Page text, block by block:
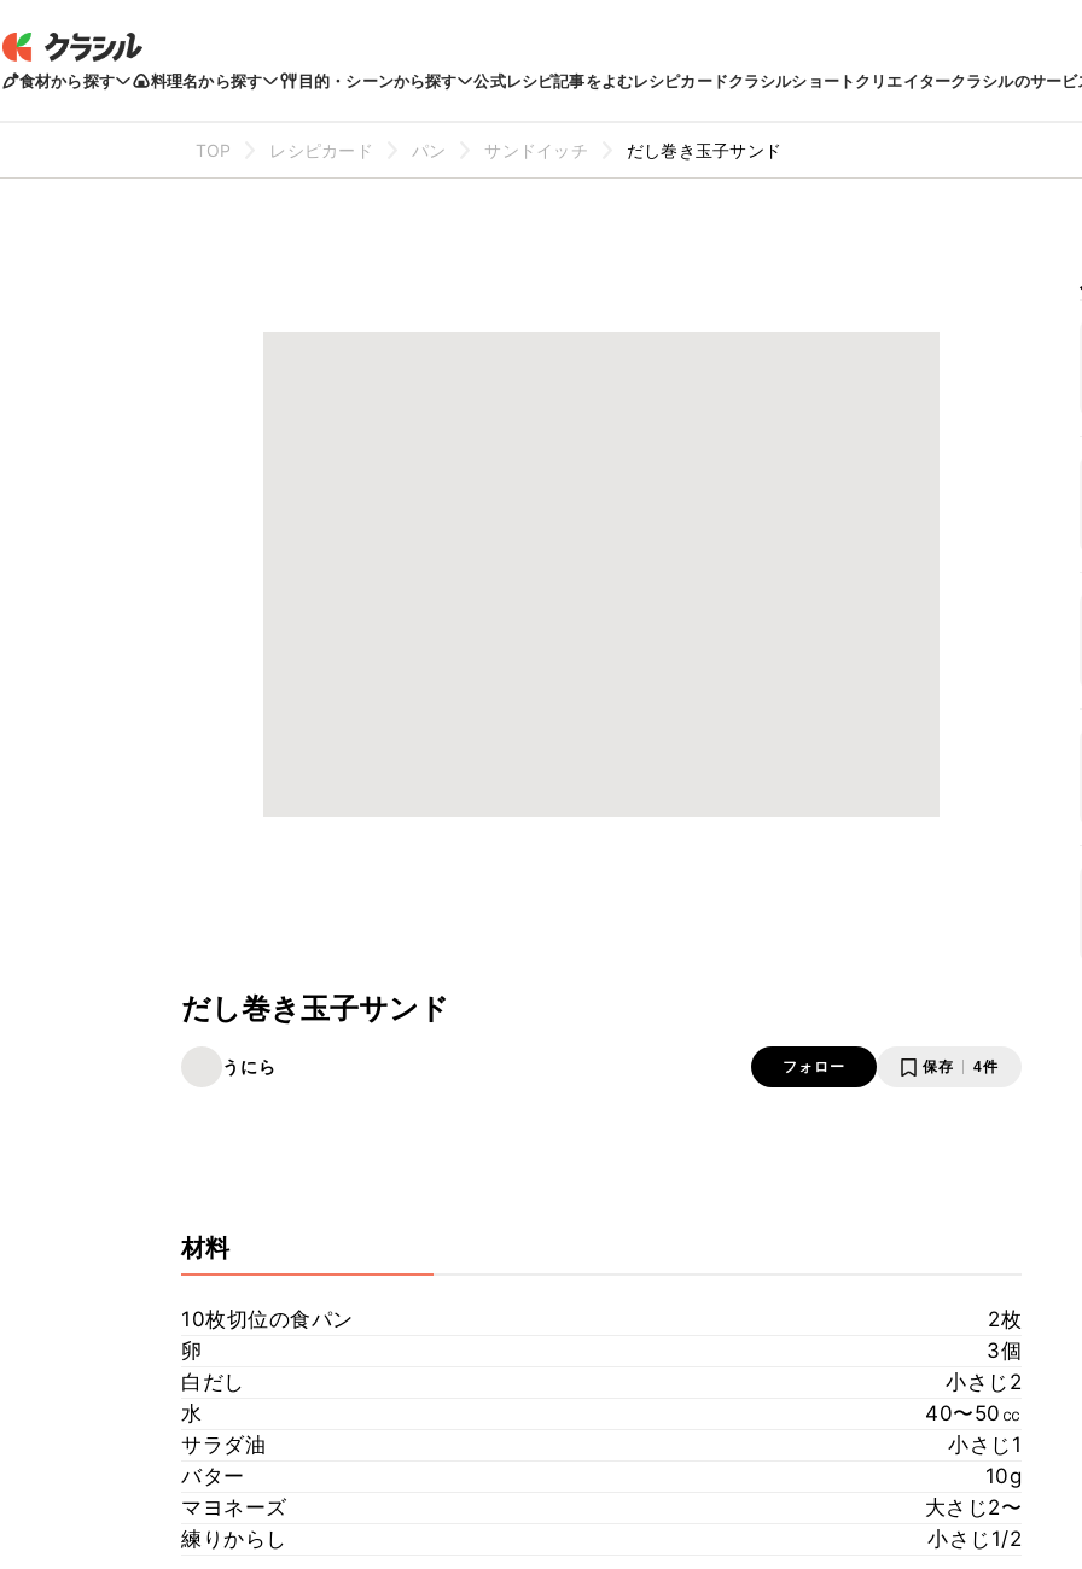
食材から探す 料理名から探す 目的・シーンから探す 公式レシピ記事をよむレシピカードクラシルショートクリエイタークラシルのサービ
TOP レシピカード パン サンドイッチ だし巻き玉子サンド
だし巻き玉子サンド
うにら フォロー 保存 4件
材料
10枚切位の食パン
2枚
卵
3個
白だし
小さじ2
水
40〜50㏄
サラダ油
小さじ1
バター
10g
マヨネーズ
大さじ2〜
練りからし
小さじ1/2